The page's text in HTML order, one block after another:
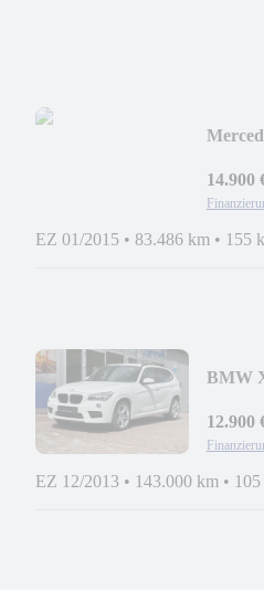
14.900
EZ 01/2015 • 83.486 km • 155
BMW
12.900
EZ 12/2013 • 143.000 km •